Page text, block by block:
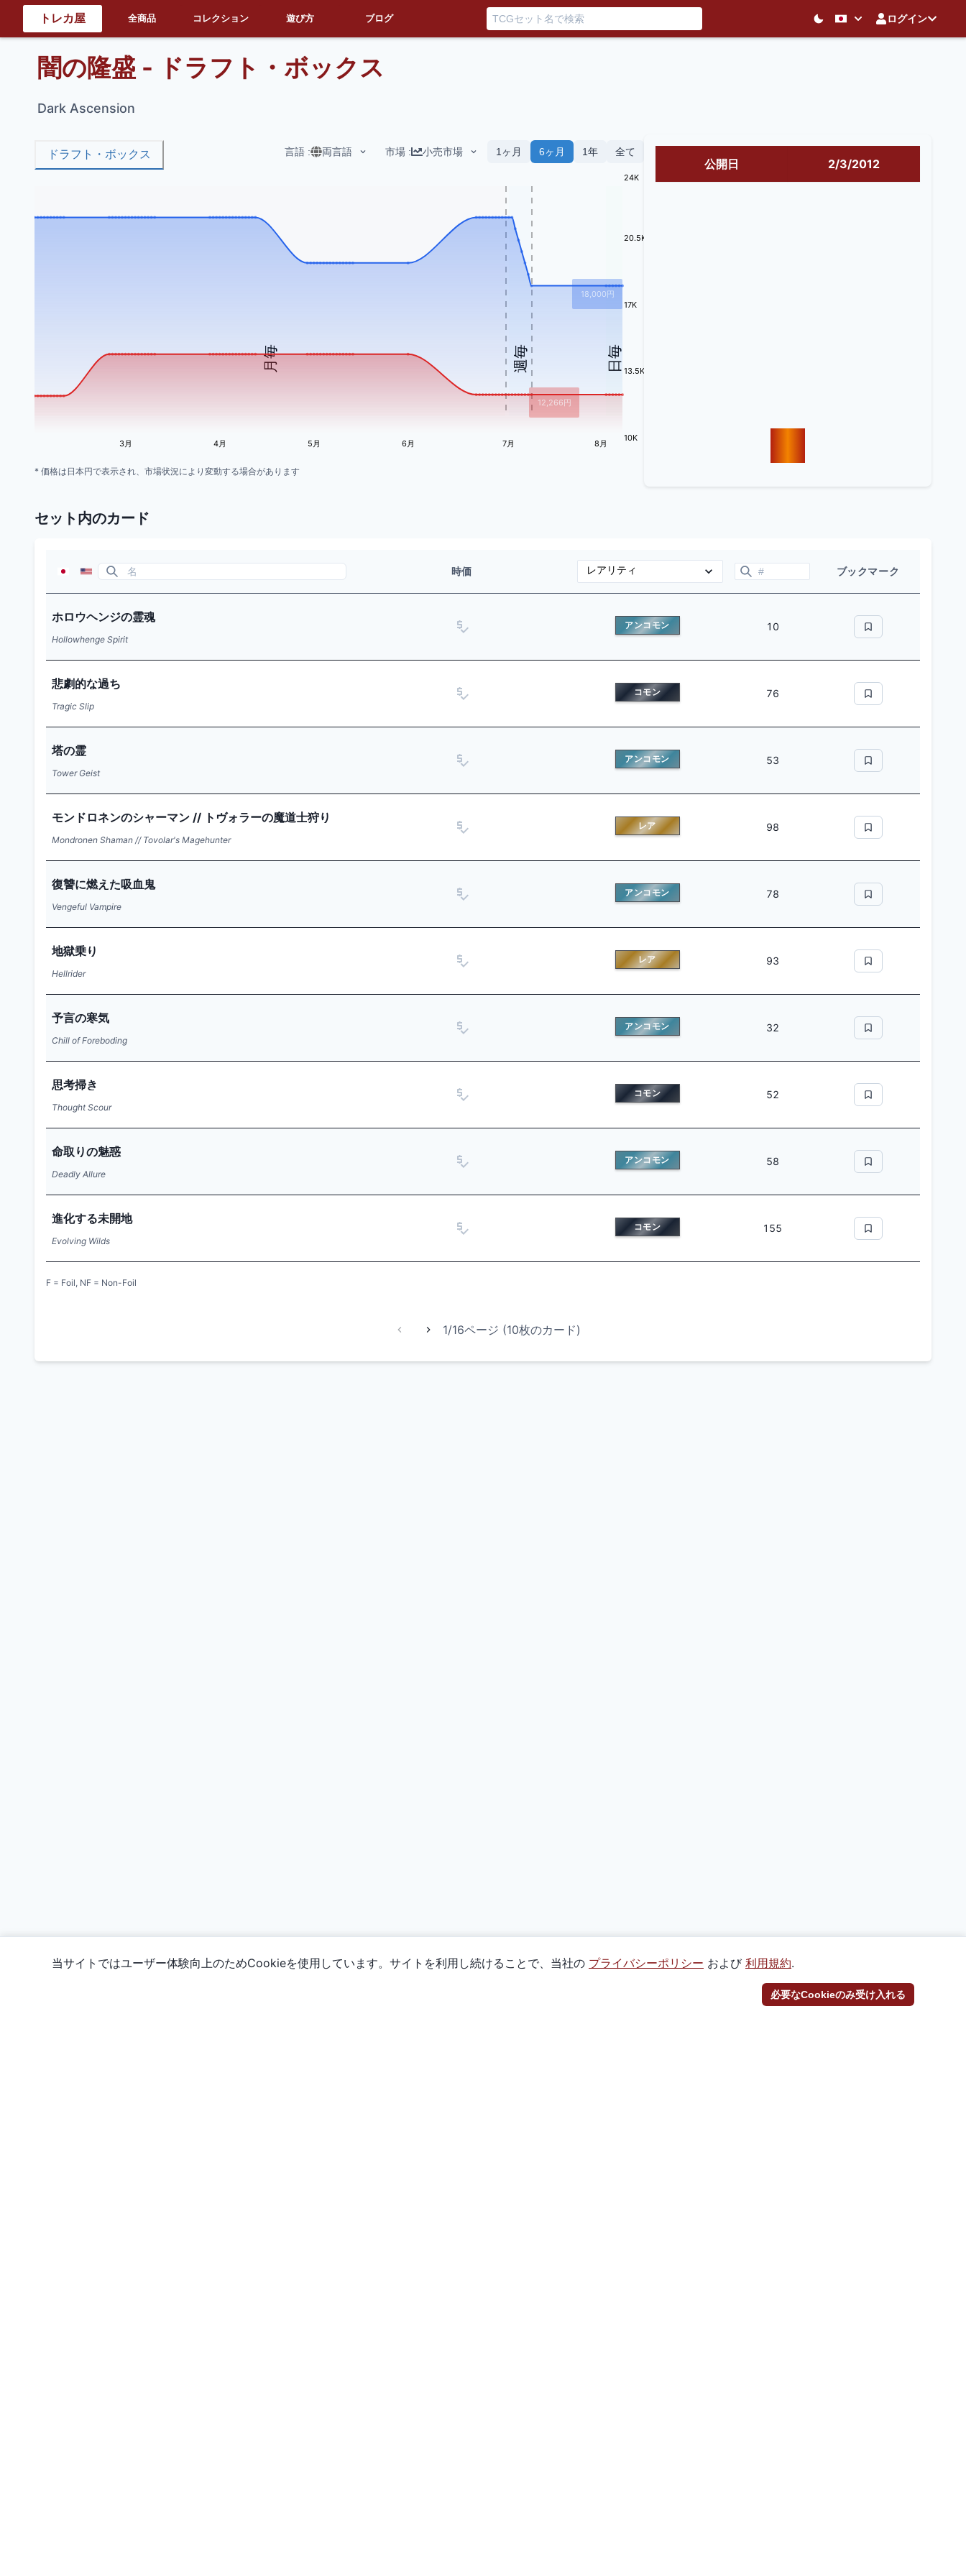
トレカ屋 全商品 コレクション 遊び方 ブログ ログイン
闇の隆盛 - ドラフト・ボックス
Dark Ascension
ドラフト・ボックス 言語 : 両言語 市場 : 小売市場 1ヶ月 6ヶ月 1年 全て
月毎 週毎 日毎
10K
13.5K
17K
20.5K
24K
3月 4月 5月 6月 7月 8月
18,000円
12,266円
* 価格は日本円で表示され、市場状況により変動する場合があります
公開日 2/3/2012
セット内のカード
時価 ブックマーク
ホロウヘンジの霊魂
Hollowhenge Spirit
アンコモン 10
悲劇的な過ち
Tragic Slip
コモン 76
塔の霊
Tower Geist
アンコモン 53
モンドロネンのシャーマン // トヴォラーの魔道士狩り
Mondronen Shaman // Tovolar's Magehunter
レア 98
復讐に燃えた吸血鬼
Vengeful Vampire
アンコモン 78
地獄乗り
Hellrider
レア 93
予言の寒気
Chill of Foreboding
アンコモン 32
思考掃き
Thought Scour
コモン 52
命取りの魅惑
Deadly Allure
アンコモン 58
進化する未開地
Evolving Wilds
コモン 155
F = Foil, NF = Non-Foil
1/16ページ (10枚のカード)
当サイトではユーザー体験向上のためCookieを使用しています。サイトを利用し続けることで、当社の プライバシーポリシー および 利用規約.
必要なCookieのみ受け入れる